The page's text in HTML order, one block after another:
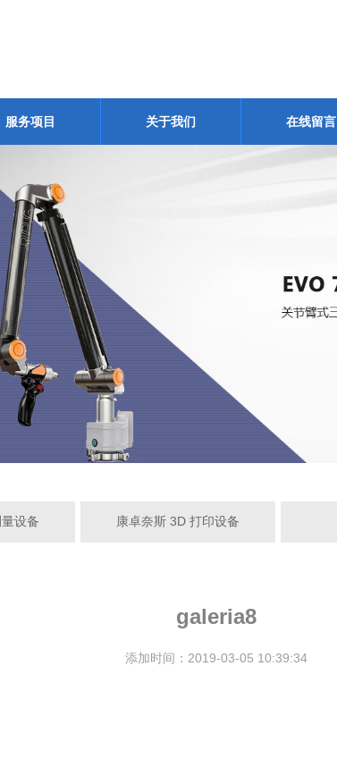
服务项目 关于我们 在线留言
设备 康卓奈斯 3D 打印设备
galeria8
添加时间：2019-03-05 10:39:34